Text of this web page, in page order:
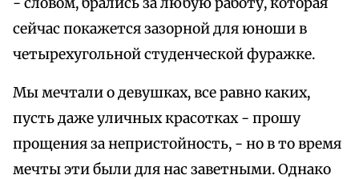
сейчас покажется зазорной для юноши в
четырехугольной студенческой фуражке.
Мы мечтали о девушках, все равно каких,
пусть даже уличных красотках - прошу
прощения за непристойность, - но в то время
мечты эти были для нас заветными. Однако